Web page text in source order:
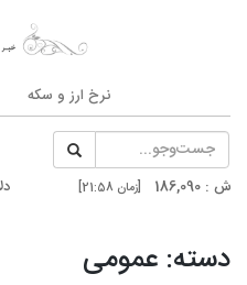
نرخ ارز و سکه
[زمان 21:58] دلار هرات خرید :
دسته: عمومی